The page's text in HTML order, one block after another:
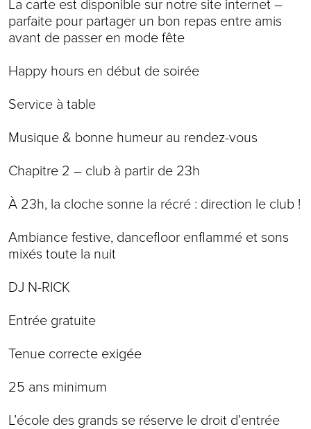
La carte est disponible sur notre site internet –
parfaite pour partager un bon repas entre amis
avant de passer en mode fête
Happy hours en début de soirée
Service à table
Musique & bonne humeur au rendez-vous
Chapitre 2 – club à partir de 23h
À 23h, la cloche sonne la récré : direction le club !
Ambiance festive, dancefloor enflammé et sons
mixés toute la nuit
DJ N-RICK
Entrée gratuite
Tenue correcte exigée
25 ans minimum
L’école des grands se réserve le droit d’entrée